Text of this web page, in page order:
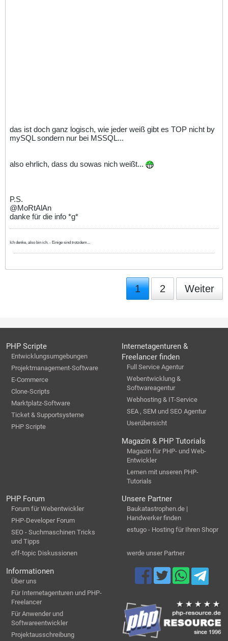
das ist doch ganz logisch, wie jeder weiß gibt es TOP nicht by
mySQL sondern nur bei MSSQL...
also ehrlich, dass du sowas nich weißt...
P.S.
@MoRtAlAn
danke für die info *g*
Ich denke, also bin ich. - Einige sind trotzdem...
1 2 Weiter
PHP Scripte
Entwicklungsumgebungen
Projektmanagement-Software
E-Commerce
Clone-Scripts
Marktplatz-Software
Ticket & Supportsysteme
PHP Scripte
Internetagenturen &
Freelancer finden
Full Service Agentur
Webentwicklung &
Softwareagentur
Webhosting & IT-Service
SEA , SEM und SEO Agentur
Userübersicht
Magazin & PHP Tutorials
Magazin für PHP- und Web-
Entwickler
Lernen mit unseren PHP-
Tutorials
PHP Forum
Forum für Webentwickler
PHP-Developer Forum
SEO - Suchmaschinen Tricks
und Tipps
off-topic Diskussionen
Unsere Partner
Baukatastrophen.de |
Handwerker finden
estugo - Hosting für Ihren Shopr
werde unser Partner
Informationen
Über uns
Für Internetagenturen und PHP-
Freelancer
Für Anwender und
Softwareentwickler
Projektausschreibung